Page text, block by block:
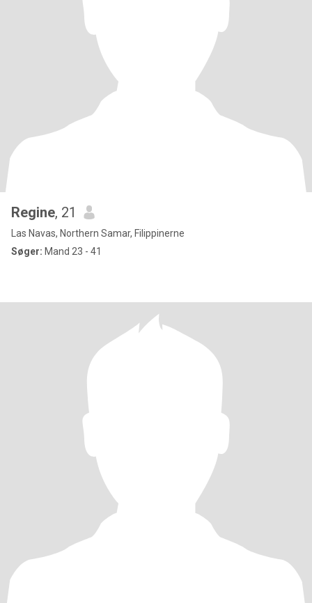
Regine, 21
Las Navas, Northern Samar, Filippinerne
Søger: Mand 23 - 41